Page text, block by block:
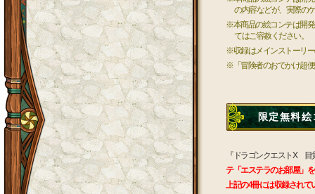
の内容などが、実際の
※本商品の絵コンテは開
てはご容赦ください。
※収録はメインストーリ
※「冒険者のおでかけ超
限定無料絵
『ドラゴンクエストX
テ「エステラのお部屋」
上記の4冊には収録されて